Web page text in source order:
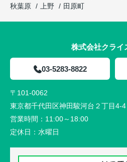
秋葉原
上野 田原町
株式会社クライ
03-5283-8822
〒101-0062
東京都千代田区神田駿河台２丁目4-
営業時間： 11:00～18:00
定休日： 水曜日